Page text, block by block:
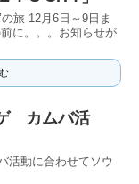
旅 12月6日～9日ま
に。。。お知らせが
カムバ活
動に合わせてソウ